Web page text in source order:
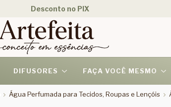
Desconto no PIX
DIFUSORES FAÇA VOCÊ MESMO
Água Perfumada para Tecidos, Roupas e Lençóis